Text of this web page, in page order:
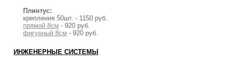
Плинтус:
крепления 50шт. - 1150 руб.
прямой 8см - 920 руб.
фигурный 8см - 920 руб.
ИНЖЕНЕРНЫЕ СИСТЕМЫ